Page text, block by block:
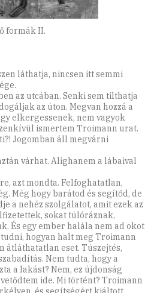
formák II.
láthatja, nincsen itt semmi
az utcában. Senki sem tilthatja
az úton. Megvan hozzá a
elkergessenek, nem vagyok
ismertem Troimann urat.
Jogomban áll megvárni
várhat. Alighanem a lábaival
azt mondta. Felfoghatatlan,
Még hogy barátod és segítőd, de
a nehéz szolgálatot, amit ezek az
sokat túlóráznak,
És egy ember halála nem ad okot
hogyan halt meg Troimann
átláthatatlan eset. Túszejtés,
Nem tudta, hogy a
a lakást? Nem, ez újdonság
ide. Mi történt? Troimann